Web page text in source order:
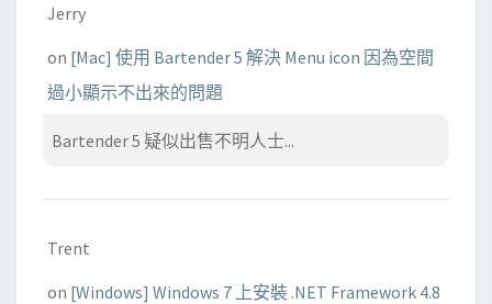
Jerry
on [Mac] 使用 Bartender 5 解決 Menu icon 因為空間
過小顯示不出來的問題
Bartender 5 疑似出售不明人士...
Trent
on [Windows] Windows 7 上安裝 .NET Framework 4.8